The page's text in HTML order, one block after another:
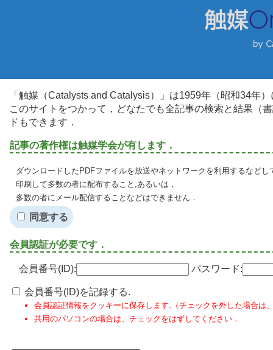
「触媒（Catalysts and Catalysis）」は1959年（昭和34年
このサイトをつかって，どなたでも全記事の検索と結果（
ドもできます．
記事の著作権は触媒学会が有します．
ダウンロードしたPDFファイルを放送やネットワークを利用するなど
印刷して多数の者に配布すること,あるいは，
多数の者にメール配信することなどはできません．
同意する
会員認証が必要です．
会員番号(ID): パスワード:
会員番号(ID)を記録する.
会員認証情報をクッキーに保存します.（チェックを外した場合は
共用のパソコンの場合は、チェックをはずしてください．